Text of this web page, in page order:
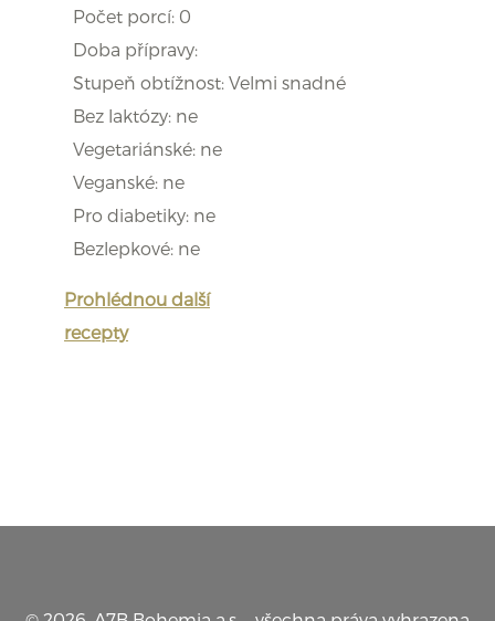
Počet porcí: 0
Doba přípravy:
Stupeň obtížnost: Velmi snadné
Bez laktózy: ne
Vegetariánské: ne
Veganské: ne
Pro diabetiky: ne
Bezlepkové: ne
Prohlédnou další
recepty